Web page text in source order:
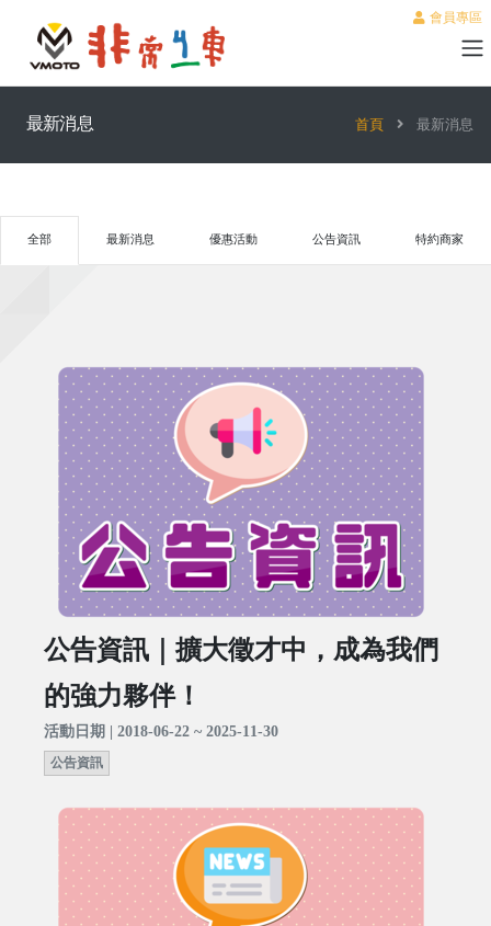
會員專區
最新消息 首頁 最新消息
全部 最新消息 優惠活動 公告資訊 特約商家
公告資訊｜擴大徵才中，成為我們
的強力夥伴！
活動日期 | 2018-06-22 ~ 2025-11-30
公告資訊